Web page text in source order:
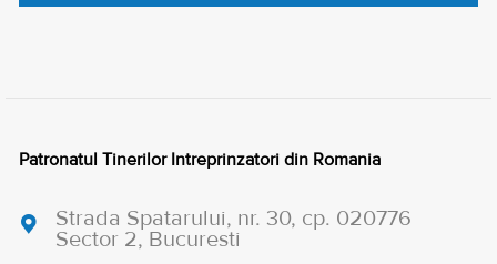
Patronatul Tinerilor Intreprinzatori din Romania
Strada Spatarului, nr. 30, cp. 020776
Sector 2, Bucuresti